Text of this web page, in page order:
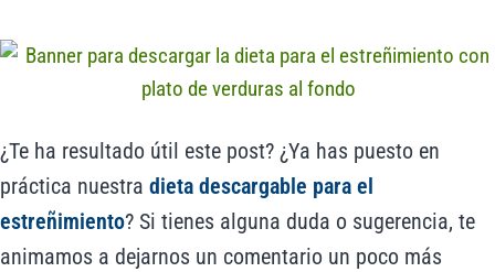
¿Te ha resultado útil este post? ¿Ya has puesto en
práctica nuestra dieta descargable para el
estreñimiento? Si tienes alguna duda o sugerencia, te
animamos a dejarnos un comentario un poco más